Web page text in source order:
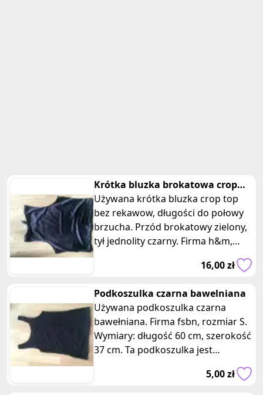
Krótka bluzka brokatowa crop
top bez rekawow h&m
Używana krótka bluzka crop top
bez rekawow, długości do połowy
brzucha. Przód brokatowy zielony,
tył jednolity czarny. Firma h&m,
wierzchnia 65% wiskoza, 20%
cześć tylna 95% poliester, 5%
elastan. Wymiary: długość 42 cm,
szerokość 35 cm. Materiał
rozciągliwy.
16,00 zł
Podkoszulka czarna bawelniana
Używana podkoszulka czarna
bawełniana. Firma fsbn, rozmiar S.
Wymiary: długość 60 cm, szerokość
37 cm. Ta podkoszulka jest
garderoby i zapewni Ci wygodę i
5,00 zł